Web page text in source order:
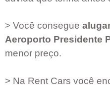
> Você consegue
Aeroporto Presidente
menor preço.
> Na Rent Cars você